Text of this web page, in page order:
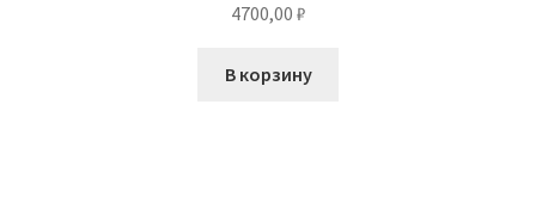
4700,00 ₽
В корзину